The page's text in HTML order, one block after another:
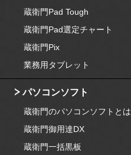
蔵衛門Pad Tough
蔵衛門Pad選定チャート
蔵衛門Pix
業務用タブレット
パソコンソフト
蔵衛門のパソコンソフトとは
蔵衛門御用達DX
蔵衛門一括黒板